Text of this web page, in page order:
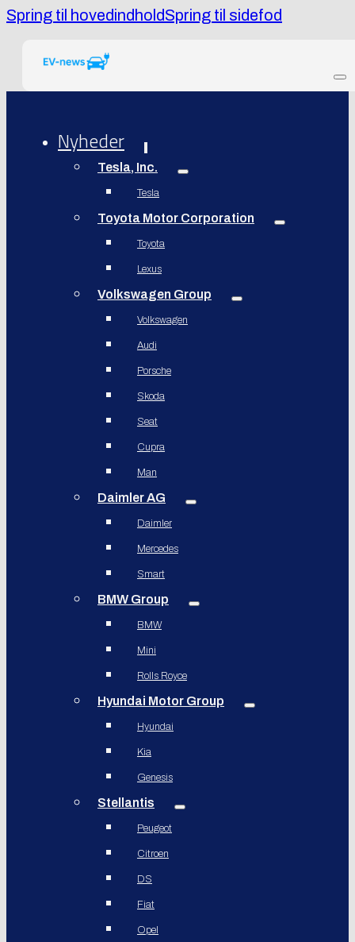
Spring til hovedindholdSpring til sidefod
Nyheder
Tesla, Inc.
Tesla
Toyota Motor Corporation
Toyota
Lexus
Volkswagen Group
Volkswagen
Audi
Porsche
Skoda
Seat
Cupra
Man
Daimler AG
Daimler
Mercedes
Smart
BMW Group
BMW
Mini
Rolls Royce
Hyundai Motor Group
Hyundai
Kia
Genesis
Stellantis
Peugeot
Citroen
DS
Fiat
Opel